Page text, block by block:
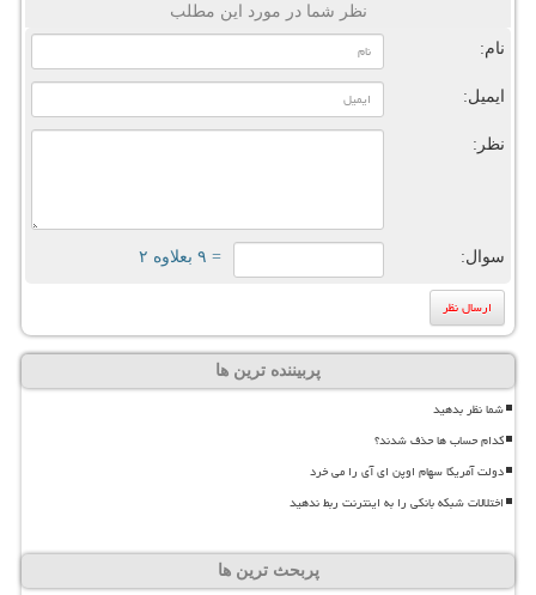
نظر شما در مورد این مطلب
نام:
ایمیل:
نظر:
سوال: = ۹ بعلاوه ۲
پربیننده ترین ها
شما نظر بدهید
کدام حساب ها حذف شدند؟
دولت آمریکا سهام اوپن ای آی را می خرد
اختلالات شبکه بانکی را به اینترنت ربط ندهید
پربحث ترین ها